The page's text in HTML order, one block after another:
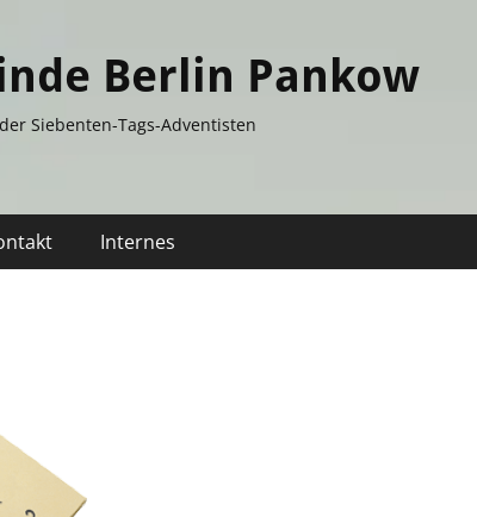
Berlin Pankow
Siebenten-Tags-Adventisten
Internes